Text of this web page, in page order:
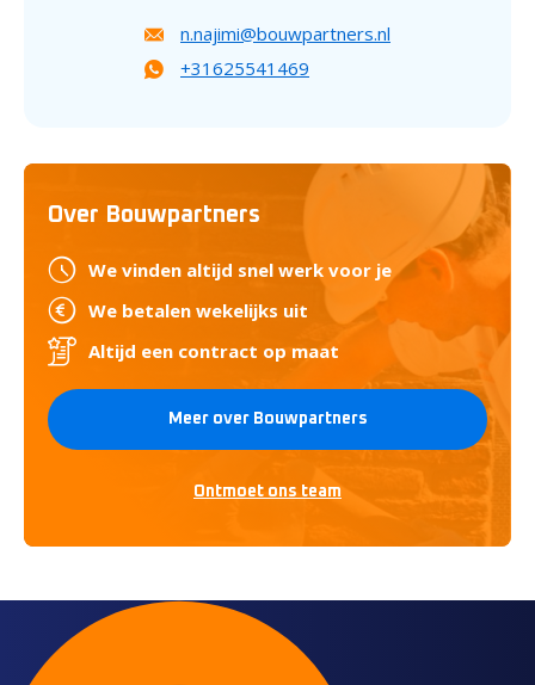
n.najimi@bouwpartners.nl
+31625541469
Over Bouwpartners
We vinden altijd snel werk voor je
We betalen wekelijks uit
Altijd een contract op maat
Meer over Bouwpartners
Ontmoet ons team